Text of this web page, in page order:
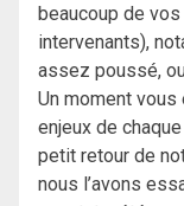
beaucoup de
intervenants),
assez poussé,
Un moment vous
enjeux de
petit retour de
nous l’avons